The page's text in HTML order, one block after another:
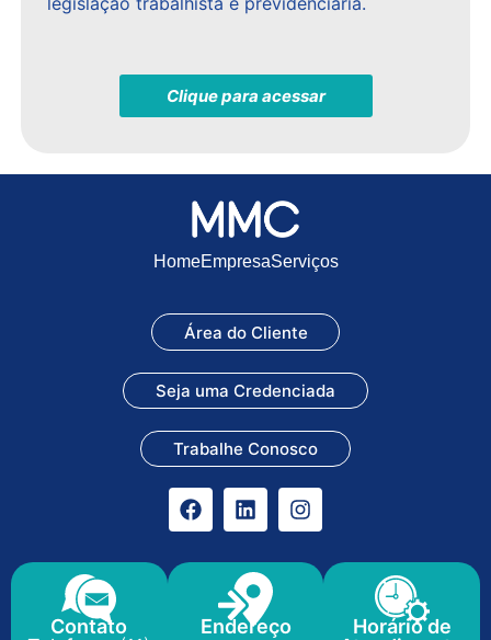
Clique para acessar
HomeEmpresaServiços
Área do Cliente
Seja uma Credenciada
Trabalhe Conosco
Contato
Endereço
Horário de